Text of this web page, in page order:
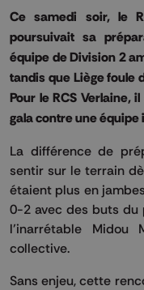
Ce samedi soir, le
poursuivait sa
équipe de Division 2
tandis que Liège foule
Pour le RCS Verlaine,
gala contre une
La différence de
sentir sur le terrain
étaient plus en
0-2 avec des buts du
l’inarrétable
collective.
Sans enjeu, cette